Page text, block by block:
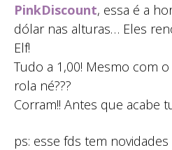
PinkDiscount, essa é a
dólar nas alturas… Eles
Elf!
Tudo a 1,00! Mesmo com
rola né???
Corram!! Antes que acabe
ps: esse fds tem novidades